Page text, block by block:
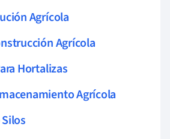
Agrícola
Agrícola
Hortalizas
Agrícola